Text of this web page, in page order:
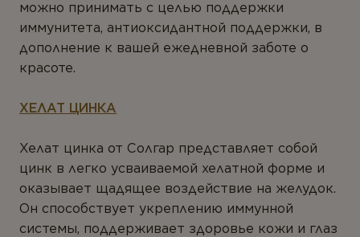
можно принимать с целью поддержки
иммунитета, антиоксидантной поддержки, в
дополнение к вашей ежедневной заботе о
красоте.
ХЕЛАТ ЦИНКА
Хелат цинка от Солгар представляет собой
цинк в легко усваиваемой хелатной форме и
оказывает щадящее воздействие на желудок.
Он способствует укреплению иммунной
системы, поддерживает здоровье кожи и глаз